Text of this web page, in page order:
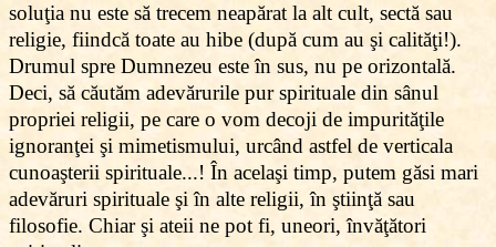
soluţia nu este să trecem neapărat la alt cult, sectă sau
religie, fiindcă toate au hibe (după cum au şi calităţi!).
Drumul spre Dumnezeu este în sus, nu pe orizontală.
Deci, să căutăm adevărurile pur spirituale din sânul
propriei religii, pe care o vom decoji de impurităţile
ignoranţei şi mimetismului, urcând astfel de verticala
cunoaşterii spirituale...! În acelaşi timp, putem găsi mari
adevăruri spirituale şi în alte religii, în ştiinţă sau
filosofie. Chiar şi ateii ne pot fi, uneori, învăţători